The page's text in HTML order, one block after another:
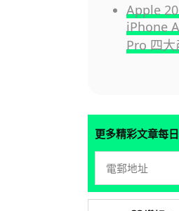
Apple
iPhone
Pro 四大
更多精彩文章每